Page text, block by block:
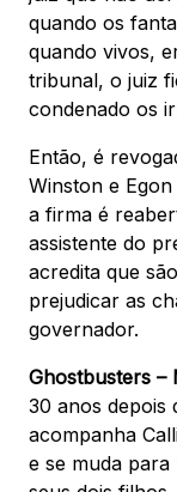
quando os
quando vivos,
tribunal, o juiz
condenado os
Então, é
Winston e
a firma é
assistente do
acredita que
prejudicar as
governador.
Ghostbusters –
30 anos depois
acompanha
e se muda